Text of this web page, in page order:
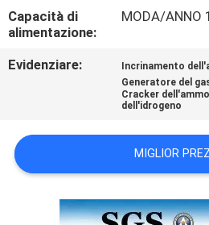
CASI
RICHIEDI UN
PREVENTIVO
NEWS
MAPPA
Capacità di
alimentazione:
MODA/ANNO
Evidenziare: Incrinamento
Generatore del
Cracker
dell'idrogeno
MIGLIOR